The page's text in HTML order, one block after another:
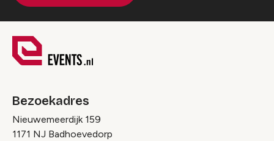
Bezoekadres
Nieuwemeerdijk 159
1171 NJ Badhoevedorp